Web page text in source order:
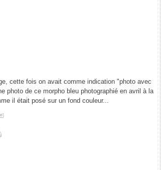
cette fois on avait comme indication "photo avec
photo de ce morpho bleu photographié en avril à la
il était posé sur un fond couleur...
#]